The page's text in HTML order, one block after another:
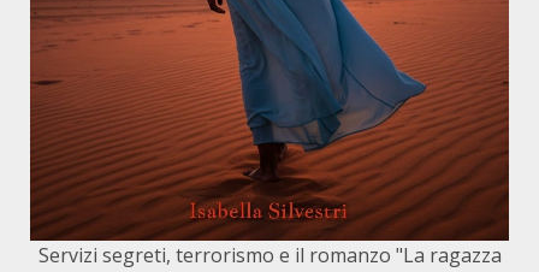
Servizi segreti, terrorismo e il romanzo "La ragazza